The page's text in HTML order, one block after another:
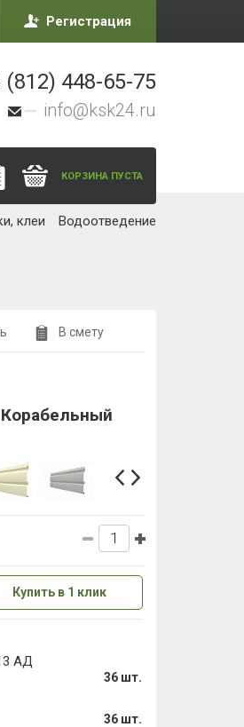
Регистрация
(812) 448-65-75
info@ksk24.ru
КОРЗИНА ПУСТА
клеи Водоотведение
В смету
Купить в 1 клик
АД
36 шт.
36 шт.